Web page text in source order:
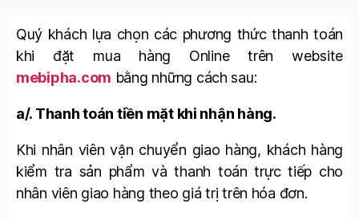
Quý khách lựa chọn các phương thức thanh toán
khi đặt mua hàng Online trên website
mebipha.com bằng những cách sau:
a/. Thanh toán tiền mặt khi nhận hàng.
Khi nhân viên vận chuyển giao hàng, khách hàng
kiểm tra sản phẩm và thanh toán trực tiếp cho
nhân viên giao hàng theo giá trị trên hóa đơn.